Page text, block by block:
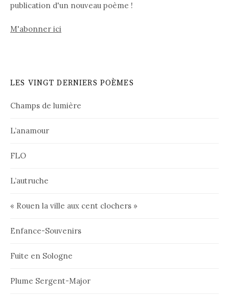
publication d'un nouveau poème !
M'abonner ici
LES VINGT DERNIERS POÈMES
Champs de lumière
L’anamour
FLO
L’autruche
« Rouen la ville aux cent clochers »
Enfance-Souvenirs
Fuite en Sologne
Plume Sergent-Major